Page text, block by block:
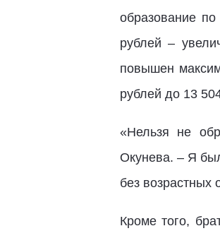
образование
рублей –
повышен
рублей до 13
«Нельзя не
Окунева. – Я
без возрастных
Кроме того,